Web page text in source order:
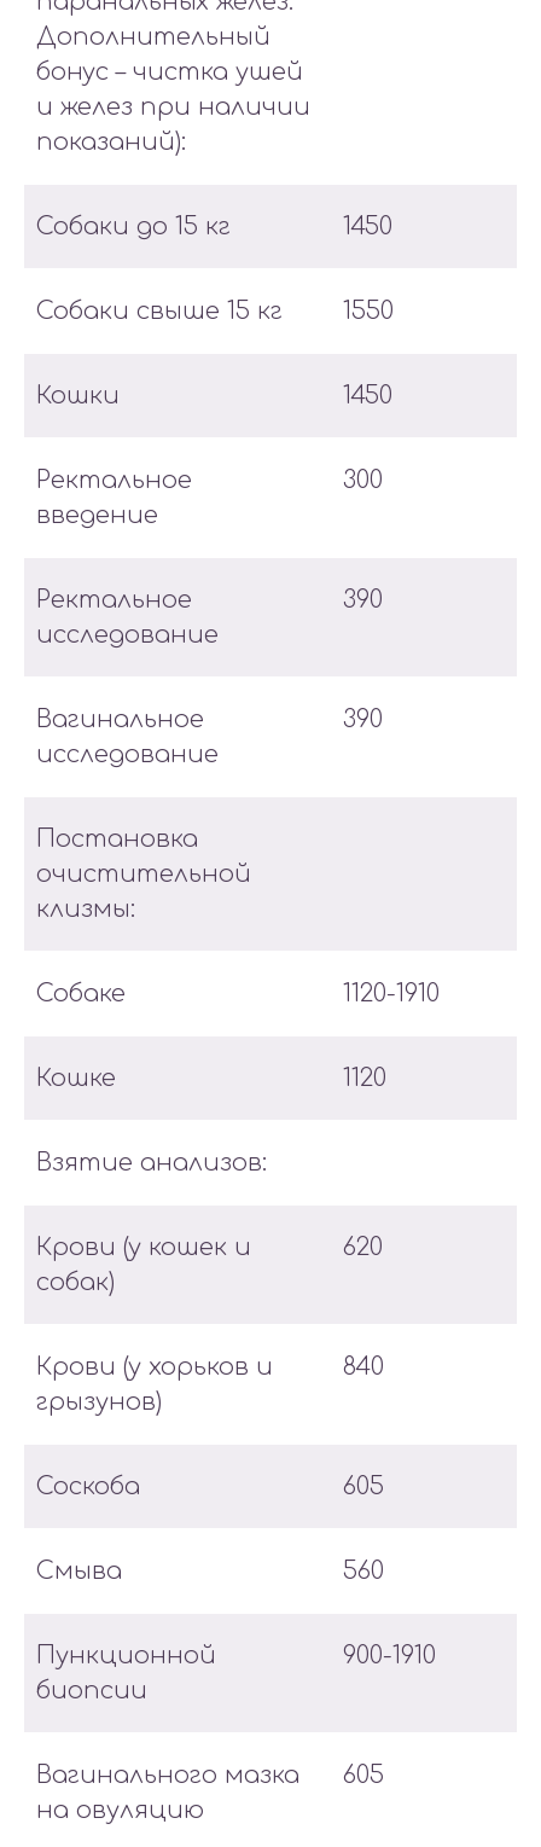
Дополнительный
бонус – чистка ушей
и желез при наличии
показаний):
Собаки до 15 кг 1450
Собаки свыше 15 кг 1550
Кошки 1450
Ректальное
введение
300
Ректальное
исследование
390
Вагинальное
исследование
390
Постановка
очистительной
клизмы:
Собаке 1120-1910
Кошке 1120
Взятие анализов:
Крови (у кошек и
собак)
620
Крови (у хорьков и
грызунов)
840
Соскоба 605
Смыва 560
Пункционной
биопсии
900-1910
Вагинального мазка
на овуляцию
605